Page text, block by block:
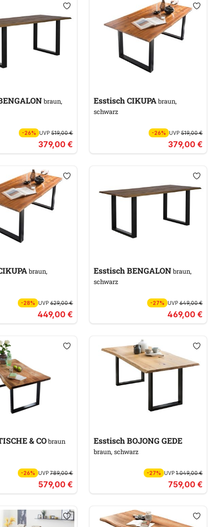
braun,
-26% UVP519,00 €
379,00 €
Esstisch CIKUPAbraun,
schwarz
-26% UVP 519,00 €
379,00 €
CIKUPAbraun,
-28% UVP629,00 €
449,00 €
Esstisch BENGALONbraun,
schwarz
-27% UVP 649,00 €
469,00 €
TISCHE & CObraun
-26% UVP789,00 €
579,00 €
Esstisch BOJONG GEDE
braun, schwarz
-27% UVP 1.049,00 €
759,00 €